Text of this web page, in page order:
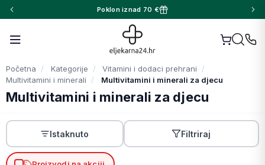
Poklon iznad 70 €
Početna Kategorije
Vitamini i dodaci prehrani
Multivitamini i minerali
Multivitamini i minerali za djecu
Multivitamini i minerali za djecu
Istaknuto Filtriraj